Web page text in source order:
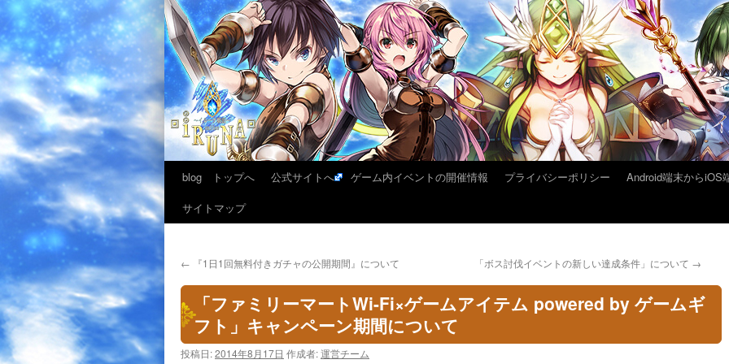
blog トップへ 公式サイトへ ゲーム内イベントの開催情報 プライバシーポリシー
Android端末からiOS
サイトマップ
← 『1日1回無料付きガチャの公開期間』について 「ボス討伐イベントの新しい達成条件」について →
「ファミリーマートWi-Fi×ゲームアイテム powered by ゲームギ
フト」キャンペーン期間について
投稿日:2014年8月17日 作成者:運営チーム